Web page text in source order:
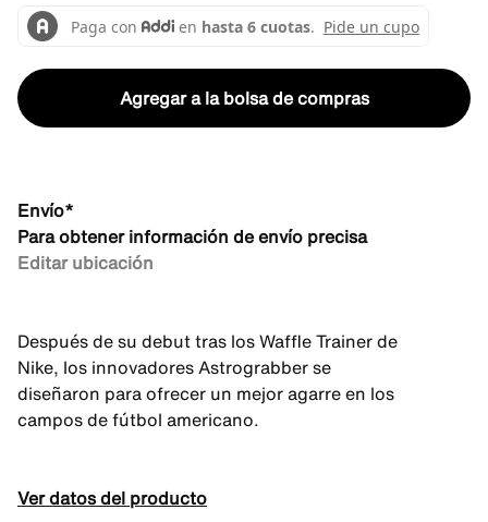
Agregar a la bolsa de compras
Envío*
Para obtener información de envío precisa
Editar ubicación
Después de su debut tras los Waffle Trainer de
Nike, los innovadores Astrograbber se
diseñaron para ofrecer un mejor agarre en los
campos de fútbol americano.
Ver datos del producto